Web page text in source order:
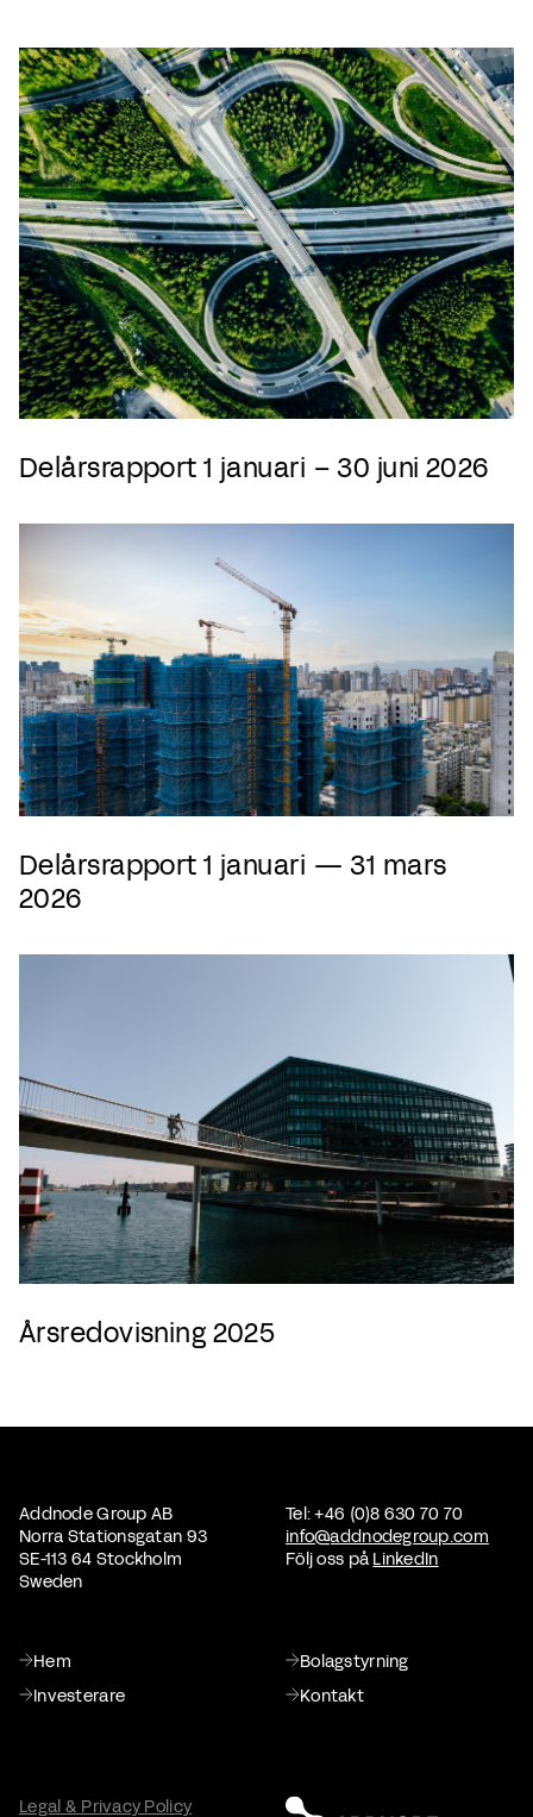
Delårsrapport 1 januari – 30 juni 2026
Delårsrapport 1 januari — 31 mars
2026
Årsredovisning 2025
Addnode Group AB
Norra Stationsgatan 93
SE-113 64 Stockholm
Sweden
Tel: +46 (0)8 630 70 70
info@addnodegroup.com
Följ oss på LinkedIn
Hem
Bolagstyrning
Investerare
Kontakt
Legal & Privacy Policy